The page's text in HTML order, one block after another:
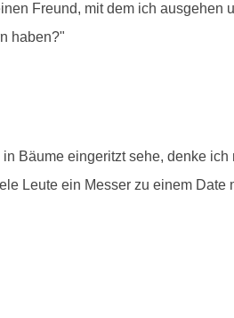
Freund, mit dem ich ausgehen
haben?"
Bäume eingeritzt sehe, denke
Leute ein Messer zu einem Date